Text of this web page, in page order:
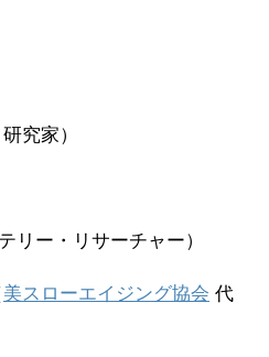
究家）
ー・リサーチャー）
美スローエイジング協会 代